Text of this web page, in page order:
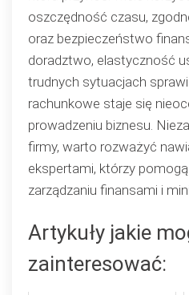
oszczędność czasu,
oraz bezpieczeństwo
doradztwo, elastyczność
trudnych sytuacjach
rachunkowe staje się
prowadzeniu biznesu.
firmy, warto rozważyć
ekspertami, którzy
zarządzaniu finansami i
Artykuły jakie
zainteresować: